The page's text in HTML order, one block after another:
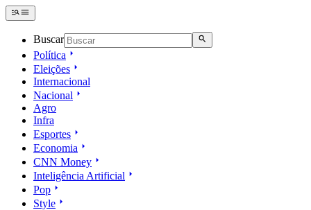
Buscar
Política
Eleições
Internacional
Nacional
Agro
Infra
Esportes
Economia
CNN Money
Inteligência Artificial
Pop
Style